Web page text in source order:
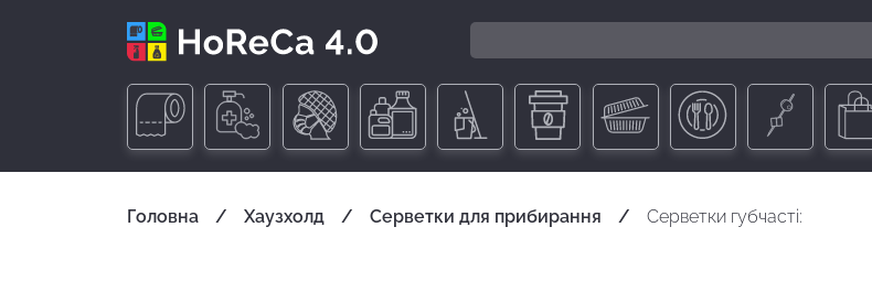
Головна Хаузхолд Серветки для прибирання Серветки губчасті: